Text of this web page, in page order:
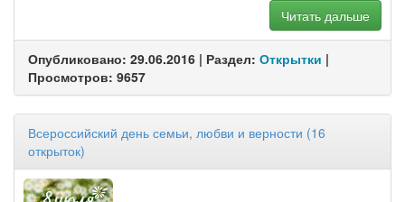
Читать дальше
Опубликовано: 29.06.2016 | Раздел: Открытки |
Просмотров: 9657
Всероссийский день семьи, любви и верности (16
открыток)